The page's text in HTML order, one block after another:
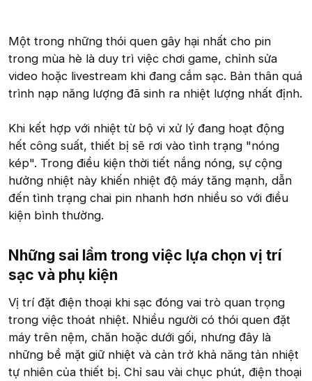
Một trong những thói quen gây hại nhất cho pin
trong mùa hè là duy trì việc chơi game, chỉnh sửa
video hoặc livestream khi đang cắm sạc. Bản thân quá
trình nạp năng lượng đã sinh ra nhiệt lượng nhất định.
Khi kết hợp với nhiệt từ bộ vi xử lý đang hoạt động
hết công suất, thiết bị sẽ rơi vào tình trạng "nóng
kép". Trong điều kiện thời tiết nắng nóng, sự cộng
hưởng nhiệt này khiến nhiệt độ máy tăng mạnh, dẫn
đến tình trạng chai pin nhanh hơn nhiều so với điều
kiện bình thường.
Những sai lầm trong việc lựa chọn vị trí
sạc và phụ kiện​
Vị trí đặt điện thoại khi sạc đóng vai trò quan trọng
trong việc thoát nhiệt. Nhiều người có thói quen đặt
máy trên nệm, chăn hoặc dưới gối, nhưng đây là
những bề mặt giữ nhiệt và cản trở khả năng tản nhiệt
tự nhiên của thiết bị. Chỉ sau vài chục phút, điện thoại